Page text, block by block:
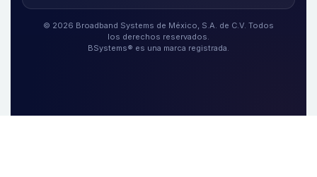
© 2026 Broadband Systems de México, S.A. de C.V. Todos
los derechos reservados.
BSystems® es una marca registrada.